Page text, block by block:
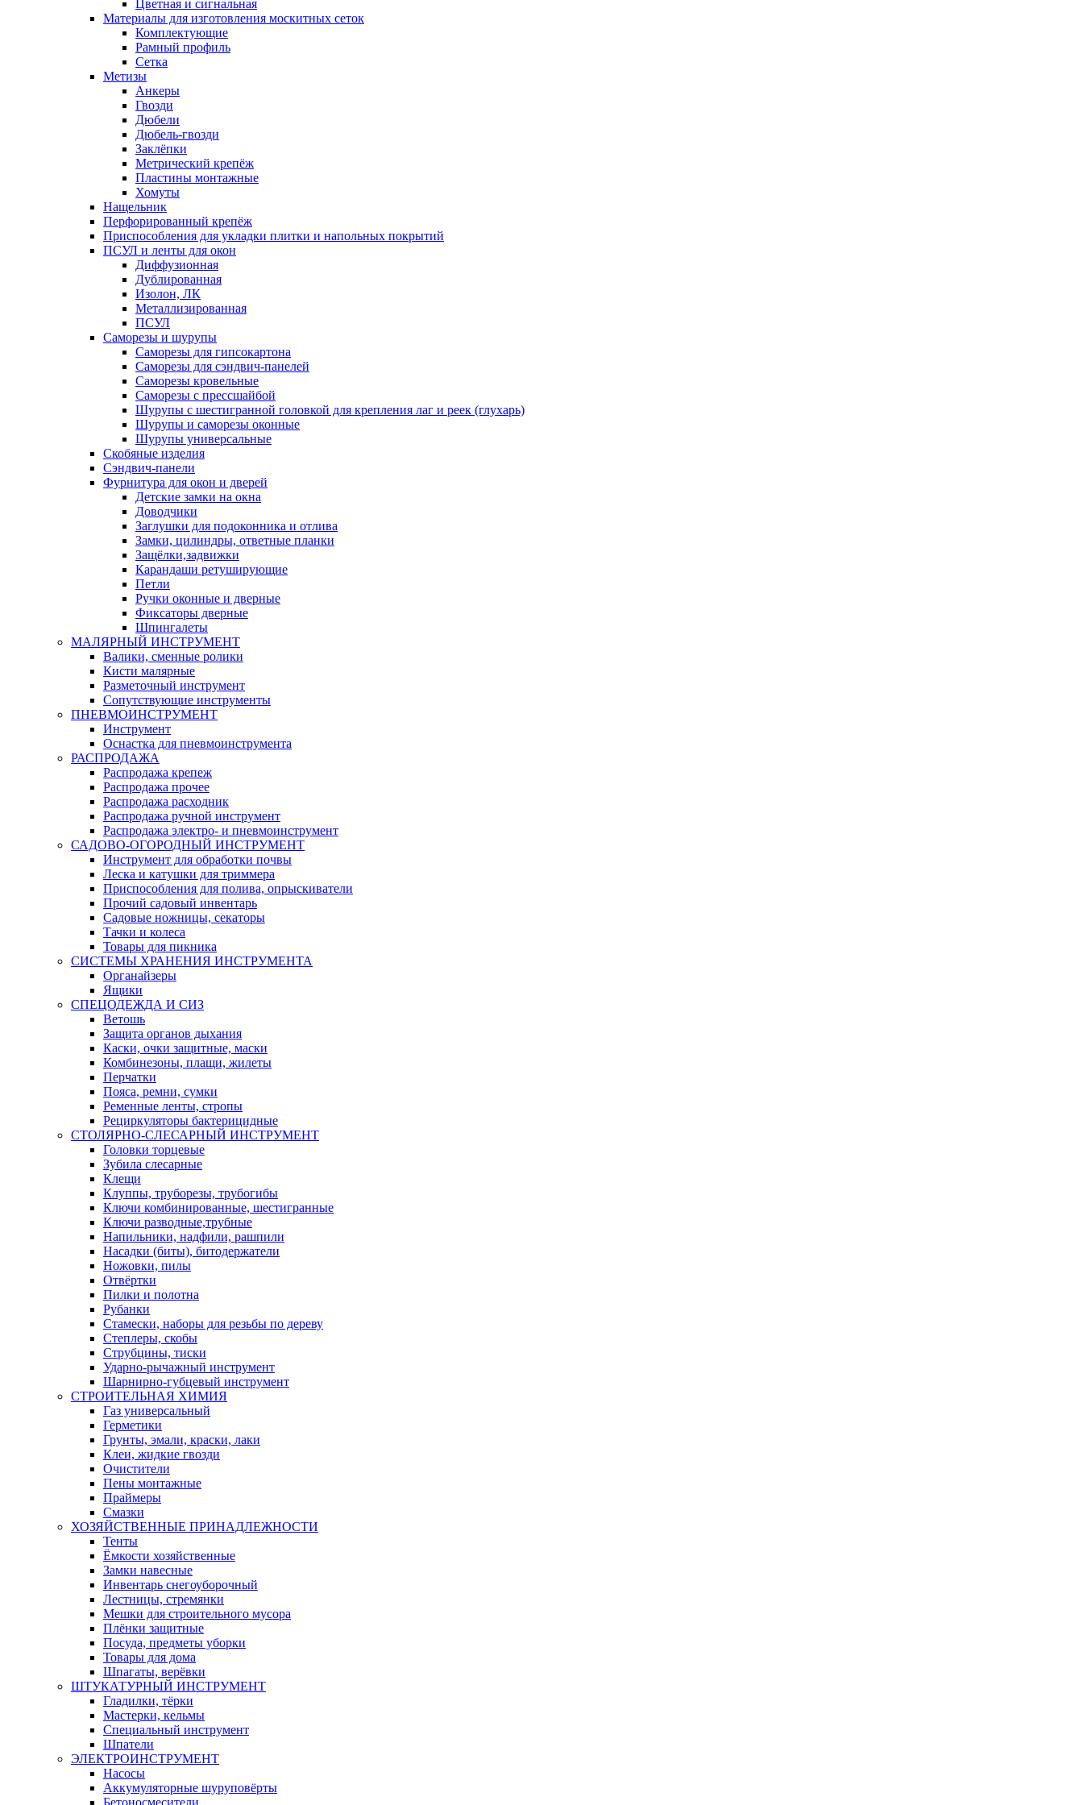
Цветная и сигнальная
Материалы для изготовления москитных сеток
Комплектующие
Рамный профиль
Сетка
Метизы
Анкеры
Гвозди
Дюбели
Дюбель-гвозди
Заклёпки
Метрический крепёж
Пластины монтажные
Хомуты
Нащельник
Перфорированный крепёж
Приспособления для укладки плитки и напольных покрытий
ПСУЛ и ленты для окон
Диффузионная
Дублированная
Изолон, ЛК
Металлизированная
ПСУЛ
Саморезы и шурупы
Саморезы для гипсокартона
Саморезы для сэндвич-панелей
Саморезы кровельные
Саморезы с прессшайбой
Шурупы с шестигранной головкой для крепления лаг и реек (глухарь)
Шурупы и саморезы оконные
Шурупы универсальные
Скобяные изделия
Сэндвич-панели
Фурнитура для окон и дверей
Детские замки на окна
Доводчики
Заглушки для подоконника и отлива
Замки, цилиндры, ответные планки
Защёлки,задвижки
Карандаши ретуширующие
Петли
Ручки оконные и дверные
Фиксаторы дверные
Шпингалеты
МАЛЯРНЫЙ ИНСТРУМЕНТ
Валики, сменные ролики
Кисти малярные
Разметочный инструмент
Сопутствующие инструменты
ПНЕВМОИНСТРУМЕНТ
Инструмент
Оснастка для пневмоинструмента
РАСПРОДАЖА
Распродажа крепеж
Распродажа прочее
Распродажа расходник
Распродажа ручной инструмент
Распродажа электро- и пневмоинструмент
САДОВО-ОГОРОДНЫЙ ИНСТРУМЕНТ
Инструмент для обработки почвы
Леска и катушки для триммера
Приспособления для полива, опрыскиватели
Прочий садовый инвентарь
Садовые ножницы, секаторы
Тачки и колеса
Товары для пикника
СИСТЕМЫ ХРАНЕНИЯ ИНСТРУМЕНТА
Органайзеры
Ящики
СПЕЦОДЕЖДА И СИЗ
Ветошь
Защита органов дыхания
Каски, очки защитные, маски
Комбинезоны, плащи, жилеты
Перчатки
Пояса, ремни, сумки
Ременные ленты, стропы
Рециркуляторы бактерицидные
СТОЛЯРНО-СЛЕСАРНЫЙ ИНСТРУМЕНТ
Головки торцевые
Зубила слесарные
Клещи
Клуппы, труборезы, трубогибы
Ключи комбинированные, шестигранные
Ключи разводные,трубные
Напильники, надфили, рашпили
Насадки (биты), битодержатели
Ножовки, пилы
Отвёртки
Пилки и полотна
Рубанки
Стамески, наборы для резьбы по дереву
Степлеры, скобы
Струбцины, тиски
Ударно-рычажный инструмент
Шарнирно-губцевый инструмент
СТРОИТЕЛЬНАЯ ХИМИЯ
Газ универсальный
Герметики
Грунты, эмали, краски, лаки
Клеи, жидкие гвозди
Очистители
Пены монтажные
Праймеры
Смазки
ХОЗЯЙСТВЕННЫЕ ПРИНАДЛЕЖНОСТИ
Тенты
Ёмкости хозяйственные
Замки навесные
Инвентарь снегоуборочный
Лестницы, стремянки
Мешки для строительного мусора
Плёнки защитные
Посуда, предметы уборки
Товары для дома
Шпагаты, верёвки
ШТУКАТУРНЫЙ ИНСТРУМЕНТ
Гладилки, тёрки
Мастерки, кельмы
Специальный инструмент
Шпатели
ЭЛЕКТРОИНСТРУМЕНТ
Насосы
Аккумуляторные шуруповёрты
Бетоносмесители